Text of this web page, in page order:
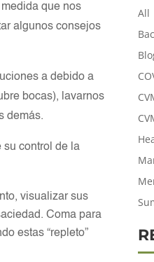
que nos
algunos consejos
a debido a
bocas), lavarnos
demás.
su control de la
visualizar sus
Coma para
estas “repleto”
All